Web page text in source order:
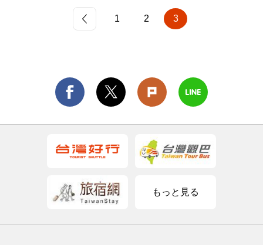
1 2 3
もっと見る